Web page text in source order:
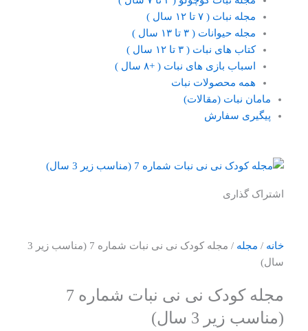
مجله نبات ( ۷ تا ۱۲ سال )
مجله حیوانات ( ۳ تا ۱۳ سال )
کتاب های نبات ( ۳ تا ۱۲ سال )
اسباب بازی های نبات ( +۸ سال )
همه محصولات نبات
مامان نبات (مقالات)
پیگیری سفارش
خانه / مجله
/ مجله کودک نی نی نبات شماره 7 (مناسب زیر 3
سال)
مجله کودک نی نی نبات شماره 7
(مناسب زیر 3 سال)
اشتراک گذاری